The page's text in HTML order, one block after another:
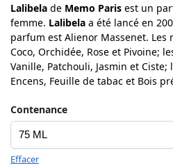
Lalibela de Memo Paris est un
femme. Lalibela a été lancé en
parfum est Alienor Massenet. Les
Coco, Orchidée, Rose et Pivoine;
Vanille, Patchouli, Jasmin et
Encens, Feuille de tabac et Bois
Contenance
Effacer